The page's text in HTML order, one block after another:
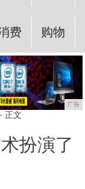
费 购物
广告
正文
扮演了